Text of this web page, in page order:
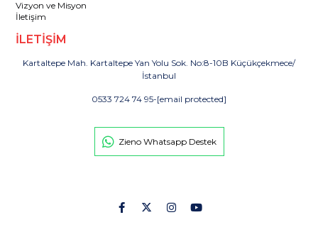
Vizyon ve Misyon
İletişim
İLETİŞİM
Kartaltepe Mah. Kartaltepe Yan Yolu Sok. No:8-10B Küçükçekmece/
İstanbul
0533 724 74 95-[email protected]
Zieno Whatsapp Destek